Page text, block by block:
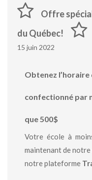
Offre
du Québec!
15 juin 2022
Obtenez
confectionné par
que 500$
Votre école à
maintenant de notre
notre plateforme